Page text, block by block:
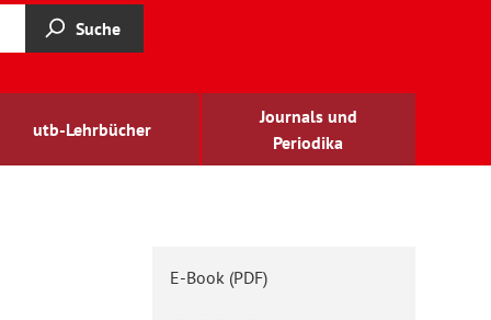
Suche
utb-Lehrbücher
Journals und
Periodika
E-Book (PDF)